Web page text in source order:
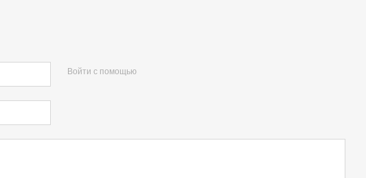
Войти с помощью